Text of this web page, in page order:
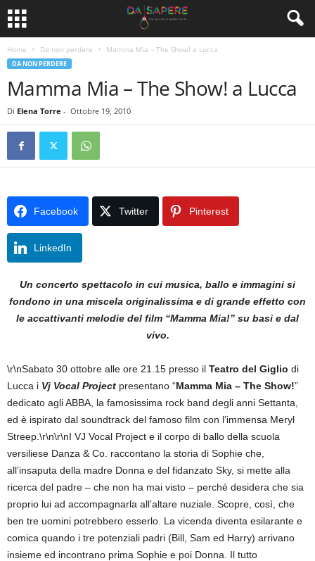
Home Da non perdere Mamma Mia – The Show! a Lucca
DA NON PERDERE
Mamma Mia – The Show! a Lucca
Di Elena Torre - Ottobre 19, 2010
Facebook Twitter Pinterest
LinkedIn
Un concerto spettacolo in cui musica, ballo e immagini si
fondono in una miscela originalissima e di grande effetto con
le accattivanti melodie del film “Mamma Mia!” su basi e dal
vivo.
\r\nSabato 30 ottobre alle ore 21.15 presso il Teatro del Giglio di
Lucca i Vj Vocal Project presentano “Mamma Mia – The Show!”
dedicato agli ABBA, la famosissima rock band degli anni Settanta,
ed è ispirato dal soundtrack del famoso film con l’immensa Meryl
Streep.\r\n\r\nI VJ Vocal Project e il corpo di ballo della scuola
versiliese Danza & Co. raccontano la storia di Sophie che,
all’insaputa della madre Donna e del fidanzato Sky, si mette alla
ricerca del padre – che non ha mai visto – perché desidera che sia
proprio lui ad accompagnarla all’altare nuziale. Scopre, così, che
ben tre uomini potrebbero esserlo. La vicenda diventa esilarante e
comica quando i tre potenziali padri (Bill, Sam ed Harry) arrivano
insieme ed incontrano prima Sophie e poi Donna. Il tutto